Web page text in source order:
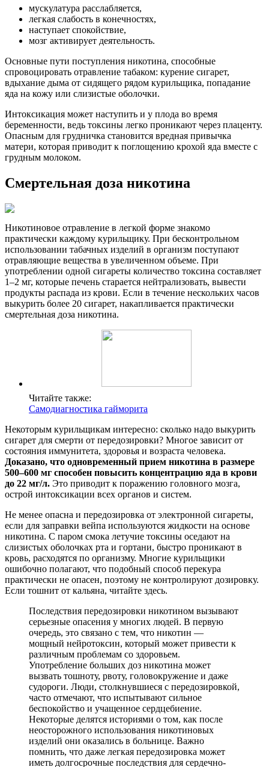
мускулатура расслабляется,
легкая слабость в конечностях,
наступает спокойствие,
мозг активирует деятельность.
Основные пути поступления никотина, способные
спровоцировать отравление табаком: курение сигарет,
вдыхание дыма от сидящего рядом курильщика, попадание
яда на кожу или слизистые оболочки.
Интоксикация может наступить и у плода во время
беременности, ведь токсины легко проникают через плаценту.
Опасным для грудничка становится вредная привычка
матери, которая приводит к поглощению крохой яда вместе с
грудным молоком.
Смертельная доза никотина
Никотиновое отравление в легкой форме знакомо
практически каждому курильщику. При бесконтрольном
использовании табачных изделий в организм поступают
отравляющие вещества в увеличенном объеме. При
употреблении одной сигареты количество токсина составляет
1–2 мг, которые печень старается нейтрализовать, вывести
продукты распада из крови. Если в течение нескольких часов
выкурить более 20 сигарет, накапливается практически
смертельная доза никотина.
Читайте также:
Самодиагностика гайморита
Некоторым курильщикам интересно: сколько надо выкурить
сигарет для смерти от передозировки? Многое зависит от
состояния иммунитета, здоровья и возраста человека.
Доказано, что одновременный прием никотина в размере
500–600 мг способен повысить концентрацию яда в крови
до 22 мг/л. Это приводит к поражению головного мозга,
острой интоксикации всех органов и систем.
Не менее опасна и передозировка от электронной сигареты,
если для заправки вейпа используются жидкости на основе
никотина. С паром смока летучие токсины оседают на
слизистых оболочках рта и гортани, быстро проникают в
кровь, расходятся по организму. Многие курильщики
ошибочно полагают, что подобный способ перекура
практически не опасен, поэтому не контролируют дозировку.
Если тошнит от кальяна, читайте здесь.
Последствия передозировки никотином вызывают
серьезные опасения у многих людей. В первую
очередь, это связано с тем, что никотин —
мощный нейротоксин, который может привести к
различным проблемам со здоровьем.
Употребление больших доз никотина может
вызвать тошноту, рвоту, головокружение и даже
судороги. Люди, столкнувшиеся с передозировкой,
часто отмечают, что испытывают сильное
беспокойство и учащенное сердцебиение.
Некоторые делятся историями о том, как после
неосторожного использования никотиновых
изделий они оказались в больнице. Важно
помнить, что даже легкая передозировка может
иметь долгосрочные последствия для сердечно-